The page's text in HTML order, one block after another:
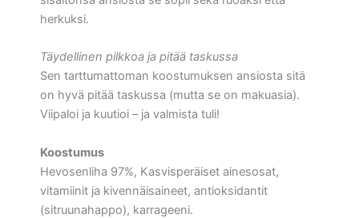
herkuksi.
Täydellinen pilkkoa ja pitää taskussa
Sen tarttumattoman koostumuksen ansiosta sitä
on hyvä pitää taskussa (mutta se on makuasia).
Viipaloi ja kuutioi – ja valmista tuli!
Koostumus
Hevosenliha 97%, Kasvisperäiset ainesosat,
vitamiinit ja kivennäisaineet, antioksidantit
(sitruunahappo), karrageeni.